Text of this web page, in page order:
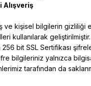
Alışveriş
ve kişisel bilgilerin gizliliği
kullanılarak
256 bit SSL Sertifikası
bilgileriniz yalnızca
tarafından da